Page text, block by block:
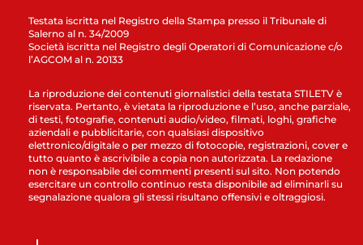
Testata iscritta nel Registro della Stampa presso il Tribunale di
Salerno al n. 34/2009
Società iscritta nel Registro degli Operatori di Comunicazione c/o
l’AGCOM al n. 20133
La riproduzione dei contenuti giornalistici della testata STILETV è
riservata. Pertanto, è vietata la riproduzione e l’uso, anche parziale,
di testi, fotografie, contenuti audio/video, filmati, loghi, grafiche
aziendali e pubblicitarie, con qualsiasi dispositivo
elettronico/digitale o per mezzo di fotocopie, registrazioni, cover e
tutto quanto è ascrivibile a copia non autorizzata. La redazione
non è responsabile dei commenti presenti sul sito. Non potendo
esercitare un controllo continuo resta disponibile ad eliminarli su
segnalazione qualora gli stessi risultano offensivi e oltraggiosi.